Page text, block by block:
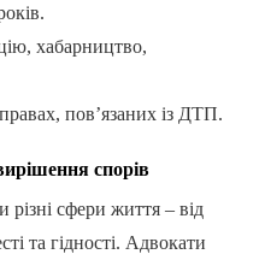
хабарництво,
пов’язаних із ДТП.
спорів
різні сфери життя – від
та гідності. Адвокати